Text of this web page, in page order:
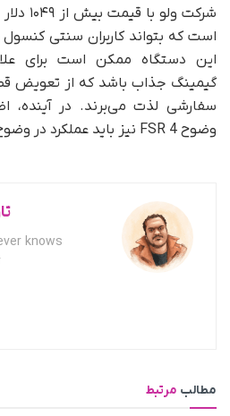
شرکت
است که بتواند کاربران سنتی
این دستگاه ممکن است برای
گیمینگ جذاب باشد که از تعویض
سفارشی لذت می‌برند. در آینده،
وضوح FSR 4 نیز باید عملکرد در وضوح 4K را بهبود بخشد.
knows
مطالب مرتبط